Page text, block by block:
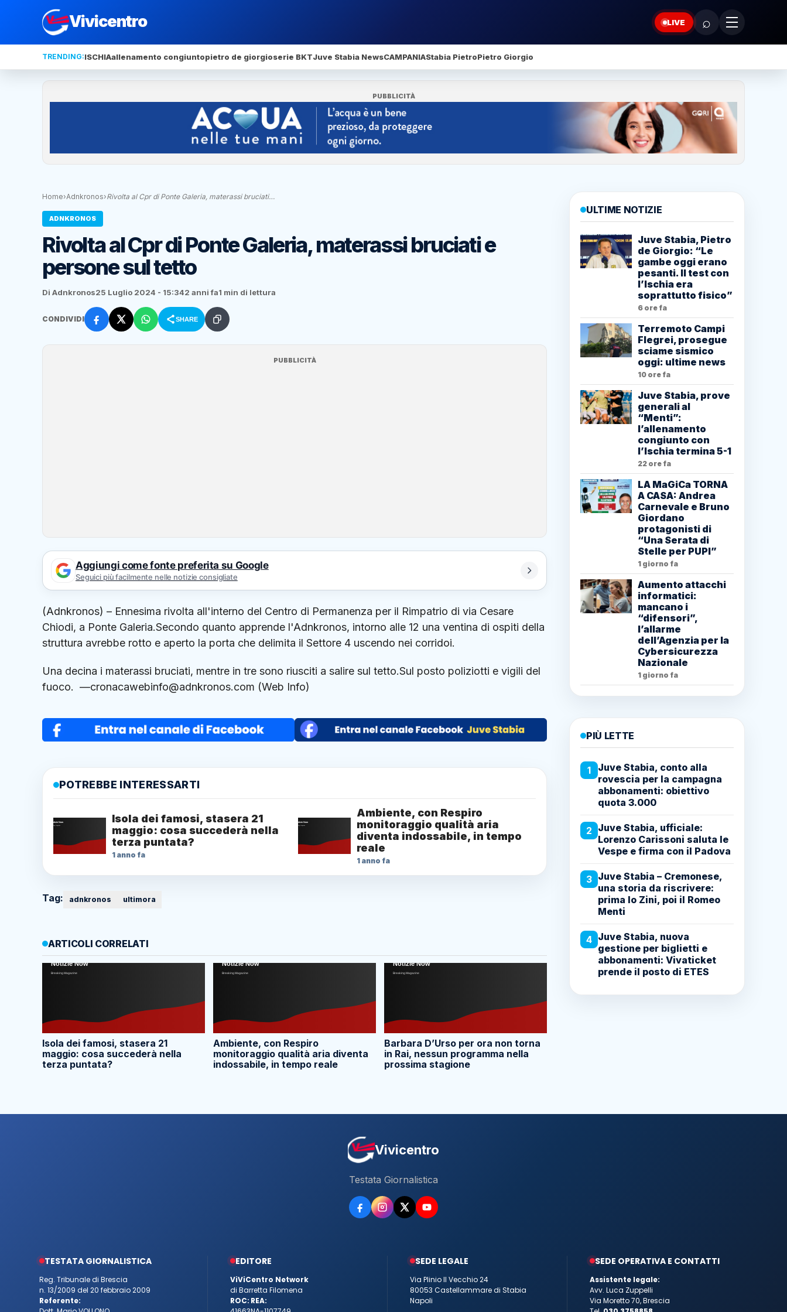
Vivicentro LIVE ⌕
TRENDING:ISCHIAallenamento congiuntopietro de giorgioserie BKTJuve Stabia NewsCAMPANIAStabia PietroPietro Giorgio
PUBBLICITÀ
Home›Adnkronos›Rivolta al Cpr di Ponte Galeria, materassi bruciati…
ADNKRONOS
Rivolta al Cpr di Ponte Galeria, materassi bruciati e
persone sul tetto
Di Adnkronos25 Luglio 2024 - 15:342 anni fa1 min di lettura
CONDIVIDI SHARE
PUBBLICITÀ
Aggiungi come fonte preferita su Google
Seguici più facilmente nelle notizie consigliate
(Adnkronos) – Ennesima rivolta all'interno del Centro di Permanenza per il Rimpatrio di via Cesare
Chiodi, a Ponte Galeria.Secondo quanto apprende l'Adnkronos, intorno alle 12 una ventina di ospiti della
struttura avrebbe rotto e aperto la porta che delimita il Settore 4 uscendo nei corridoi.
Una decina i materassi bruciati, mentre in tre sono riusciti a salire sul tetto.Sul posto poliziotti e vigili del
fuoco. —cronacawebinfo@adnkronos.com (Web Info)
POTREBBE INTERESSARTI
Isola dei famosi, stasera 21
maggio: cosa succederà nella
terza puntata?
1 anno fa
Ambiente, con Respiro
monitoraggio qualità aria
diventa indossabile, in tempo
reale
1 anno fa
Tag: adnkronos ultimora
ARTICOLI CORRELATI
Isola dei famosi, stasera 21
maggio: cosa succederà nella
terza puntata?
Ambiente, con Respiro
monitoraggio qualità aria diventa
indossabile, in tempo reale
Barbara D’Urso per ora non torna
in Rai, nessun programma nella
prossima stagione
ULTIME NOTIZIE
Juve Stabia, Pietro
de Giorgio: “Le
gambe oggi erano
pesanti. Il test con
l’Ischia era
soprattutto fisico”
6 ore fa
Terremoto Campi
Flegrei, prosegue
sciame sismico
oggi: ultime news
10 ore fa
Juve Stabia, prove
generali al
“Menti”:
l’allenamento
congiunto con
l’Ischia termina 5-1
22 ore fa
LA MaGiCa TORNA
A CASA: Andrea
Carnevale e Bruno
Giordano
protagonisti di
“Una Serata di
Stelle per PUPI”
1 giorno fa
Aumento attacchi
informatici:
mancano i
“difensori”,
l’allarme
dell’Agenzia per la
Cybersicurezza
Nazionale
1 giorno fa
PIÙ LETTE
1
Juve Stabia, conto alla
rovescia per la campagna
abbonamenti: obiettivo
quota 3.000
2 Juve Stabia, ufficiale:
Lorenzo Carissoni saluta le
Vespe e firma con il Padova
3 Juve Stabia – Cremonese,
una storia da riscrivere:
prima lo Zini, poi il Romeo
Menti
4 Juve Stabia, nuova
gestione per biglietti e
abbonamenti: Vivaticket
prende il posto di ETES
Vivicentro
Testata Giornalistica
TESTATA GIORNALISTICA
Reg. Tribunale di Brescia
n. 13/2009 del 20 febbraio 2009
Referente:
EDITORE
ViViCentro Network
di Barretta Filomena
ROC: REA:
SEDE LEGALE
Via Plinio Il Vecchio 24
80053 Castellammare di Stabia
Napoli
SEDE OPERATIVA E CONTATTI
Assistente legale:
Avv. Luca Zuppelli
Via Moretto 70, Brescia